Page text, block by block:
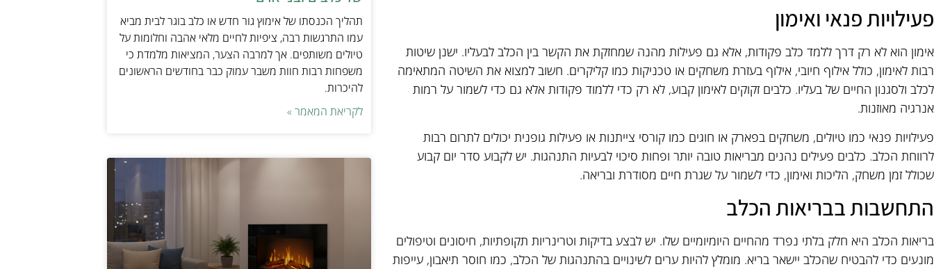
פעילויות פנאי ואימון
אימון הוא לא רק דרך ללמד כלב פקודות, אלא גם פעילות מהנה שמחזקת את הקשר בין הכלב לבעליו. ישנן שיטות
רבות לאימון, כולל אילוף חיובי, אילוף בעזרת משחקים או טכניקות כמו קליקרים. חשוב למצוא את השיטה המתאימה
לכלב ולסגנון החיים של בעליו. כלבים זקוקים לאימון קבוע, לא רק כדי ללמוד פקודות אלא גם כדי לשמור על רמות
אנרגיה מאוזנות.
פעילויות פנאי כמו טיולים, משחקים בפארק או חוגים כמו קורסי צייתנות או פעילות גופנית יכולים לתרום רבות
לרווחת הכלב. כלבים פעילים נהנים מבריאות טובה יותר ופחות סיכוי לבעיות התנהגות. יש לקבוע סדר יום קבוע
שכולל זמן משחק, הליכות ואימון, כדי לשמור על שגרת חיים מסודרת ובריאה.
התחשבות בבריאות הכלב
בריאות הכלב היא חלק בלתי נפרד מהחיים היומיומיים שלו. יש לבצע בדיקות וטרינריות תקופתיות, חיסונים וטיפולים
מונעים כדי להבטיח שהכלב יישאר בריא. מומלץ להיות ערים לשינויים בהתנהגות של הכלב, כמו חוסר תיאבון, עייפות
תהליך הכנסתו של אימוץ גור חדש או כלב בוגר לבית מביא
עמו התרגשות רבה, ציפיות לחיים מלאי אהבה וחלומות על
טיולים משותפים. אך למרבה הצער, המציאות מלמדת כי
משפחות רבות חוות משבר עמוק כבר בחודשים הראשונים
להיכרות.
לקריאת המאמר »